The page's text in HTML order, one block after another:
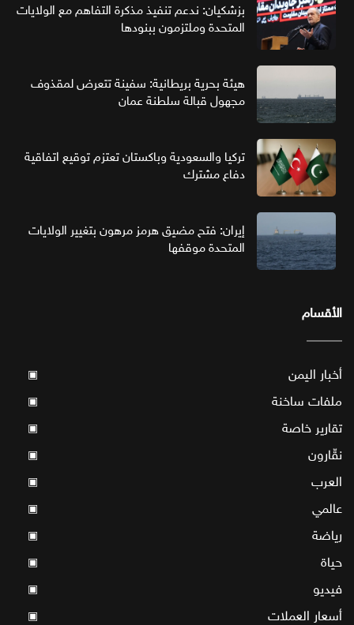
بزشكيان: ندعم تنفيذ مذكرة التفاهم مع الولايات
المتحدة وملتزمون ببنودها
هيئة بحرية بريطانية: سفينة تتعرض لمقذوف
مجهول قبالة سلطنة عمان
تركيا والسعودية وباكستان تعتزم توقيع اتفاقية
دفاع مشترك
إيران: فتح مضيق هرمز مرهون بتغيير الولايات
المتحدة موقفها
الأقسام
أخبار اليمن ▣
ملفات ساخنة ▣
تقارير خاصة ▣
نقّارون ▣
العرب ▣
عالمي ▣
رياضة ▣
حياة ▣
فيديو ▣
أسعار العملات ▣